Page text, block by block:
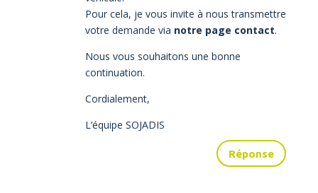
Pour cela, je vous invite à nous transmettre
votre demande via notre page contact.
Nous vous souhaitons une bonne
continuation.
Cordialement,
L’équipe SOJADIS
Réponse